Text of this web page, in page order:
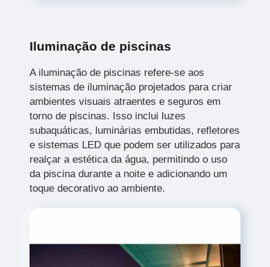
Iluminação de piscinas
A iluminação de piscinas refere-se aos
sistemas de iluminação projetados para criar
ambientes visuais atraentes e seguros em
torno de piscinas. Isso inclui luzes
subaquáticas, luminárias embutidas, refletores
e sistemas LED que podem ser utilizados para
realçar a estética da água, permitindo o uso
da piscina durante a noite e adicionando um
toque decorativo ao ambiente.